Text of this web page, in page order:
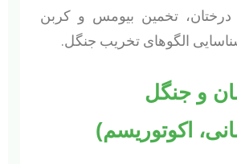
تخمین بیومس و کربن
الگوهای تخریب جنگل.
و جنگل
اکوتوریسم)